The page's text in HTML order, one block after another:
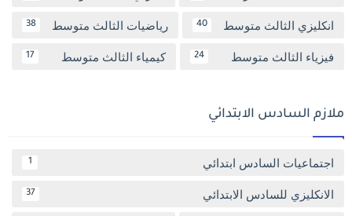
انكليزي الثالث متوسط 40 رياضيات الثالث متوسط 38
فيزياء الثالث متوسط 24 كيمياء الثالث متوسط 17
ملازم السادس الابتدائي
اجتماعيات السادس ابتدائي 1
الانكليزي للسادس الابتدائي 37